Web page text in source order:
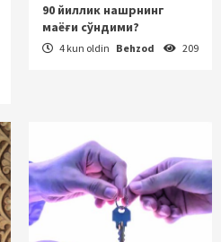
90 йиллик нашрнинг
маёғи сўндими?
4 kun oldin Behzod 209